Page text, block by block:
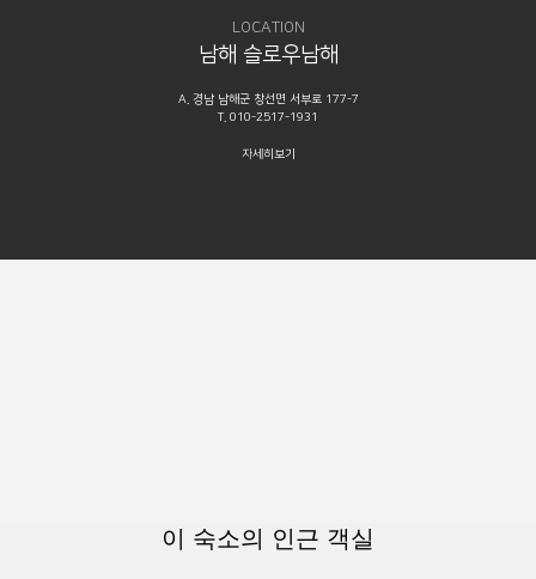
LOCATION
남해 슬로우남해
A. 경남 남해군 창선면 서부로 177-7
T. 010-2517-1931
자세히보기
이 숙소의 인근 객실